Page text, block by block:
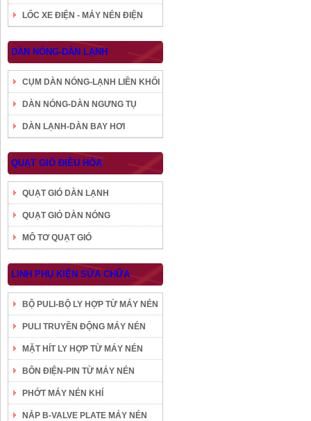
LỐC XE ĐIỆN - MÁY NÉN ĐIỆN
DÀN NÓNG-DÀN LẠNH
CỤM DÀN NÓNG-LẠNH LIỀN KHỐI
DÀN NÓNG-DÀN NGƯNG TỤ
DÀN LẠNH-DÀN BAY HƠI
QUẠT GIÓ ĐIỀU HÒA
QUẠT GIÓ DÀN LẠNH
QUẠT GIÓ DÀN NÓNG
MÔ TƠ QUẠT GIÓ
LINH PHỤ KIỆN SỬA CHỮA
BỘ PULI-BỘ LY HỢP TỪ MÁY NÉN
PULI TRUYỀN ĐỘNG MÁY NÉN
MẶT HÍT LY HỢP TỪ MÁY NÉN
BÔN ĐIỆN-PIN TỪ MÁY NÉN
PHỚT MÁY NÉN KHÍ
NẮP B-VALVE PLATE MÁY NÉN